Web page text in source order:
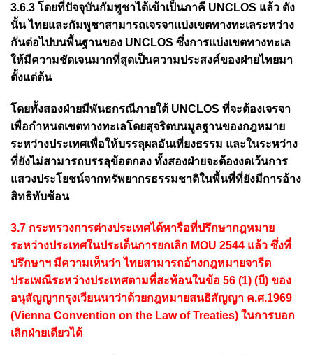
3.6.3 โดยที่ปัจจุบันกัมพูชาได้เข้าเป็นภาคี UNCLOS แล้ว ดัง
นั้น ไทยและกัมพูชาสามารถเจรจาแบ่งเขตทางทะเลระหว่าง
กันต่อไปบนพื้นฐานของ UNCLOS ซึ่งการแบ่งเขตทางทะเล
ให้มีความชัดเจนมากที่สุดเป็นความประสงค์ของฝ่ายไทยมา
ตั้งแต่ต้น
โดยทั้งสองฝ่ายมีพันธกรณีภายใต้ UNCLOS ที่จะต้องเจรจา
เพื่อกำหนดเขตทางทะเลโดยสุจริตบนมูลฐานของกฎหมาย
ระหว่างประเทศเพื่อให้บรรลุผลอันเที่ยงธรรม และในระหว่าง
ที่ยังไม่สามารถบรรลุข้อตกลง ทั้งสองฝ่ายจะต้องงดเว้นการ
แสวงประโยชน์จากทรัพยากรธรรมชาติในพื้นที่ที่ยังมีการอ้าง
สิทธิทับซ้อน
3.7 กระทรวงการต่างประเทศได้หารือที่ปรึกษากฎหมาย
ระหว่างประเทศในประเด็นการยกเลิก MOU 2544 แล้ว ซึ่งที่
ปรึกษาฯ มีความเห็นว่า ไทยสามารถอ้างกฎหมายจารีต
ประเพณีระหว่างประเทศตามที่สะท้อนในข้อ 56 (1) (บี) ของ
อนุสัญญากรุงเวียนนาว่าด้วยกฎหมายสนธิสัญญา ค.ศ.1969
(Vienna Convention on the Law of Treaties) ในการบอก
เลิกฝ่ายเดียวได้